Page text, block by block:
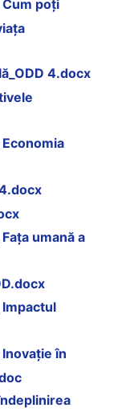
Cum poţi
4.docx
Economia
Faţa umană a
Impactul
Inovaţie în